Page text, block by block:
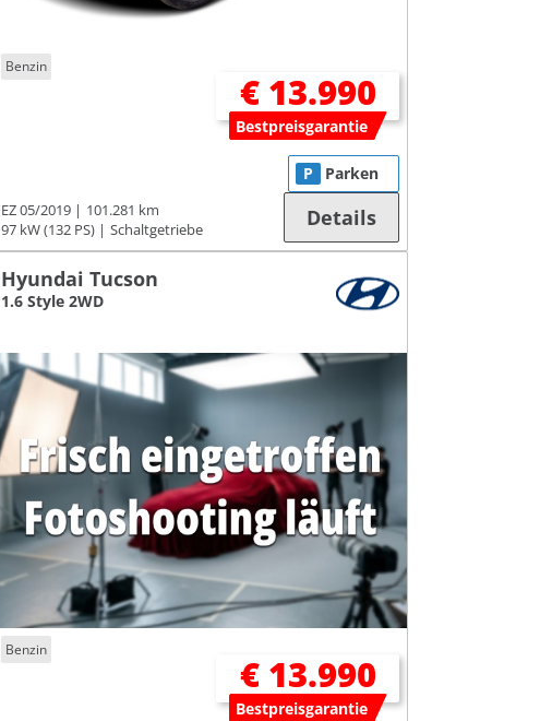
Benzin
€ 13.990
Bestpreisgarantie
EZ 05/2019
101.281 km
97 kW (132 PS)
Schaltgetriebe
P Parken
Details
Hyundai Tucson
1.6 Style 2WD
Benzin
€ 13.990
Bestpreisgarantie